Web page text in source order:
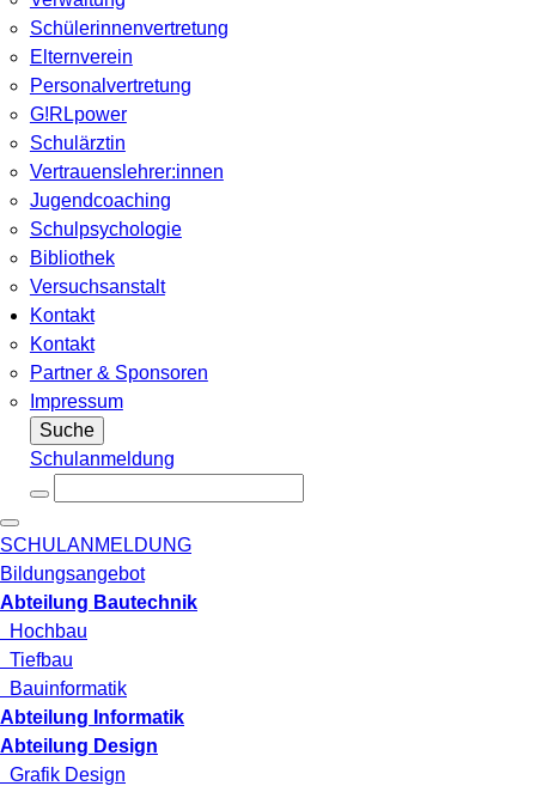
Schülerinnenvertretung
Elternverein
Personalvertretung
G!RLpower
Schulärztin
Vertrauenslehrer:innen
Jugendcoaching
Schulpsychologie
Bibliothek
Versuchsanstalt
Kontakt
Kontakt
Partner & Sponsoren
Impressum
Suche
Schulanmeldung
SCHULANMELDUNG
Bildungsangebot
Abteilung Bautechnik
Hochbau
Tiefbau
Bauinformatik
Abteilung Informatik
Abteilung Design
Grafik Design